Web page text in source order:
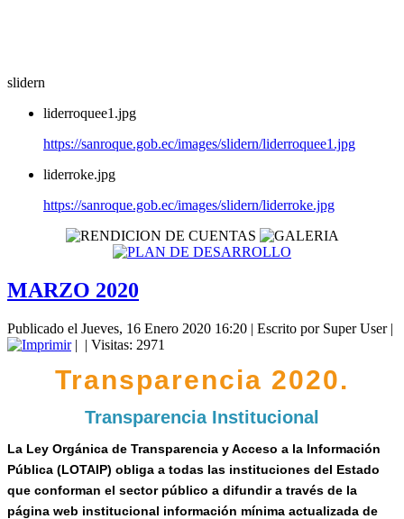
slidern
liderroquee1.jpg
https://sanroque.gob.ec/images/slidern/liderroquee1.jpg
liderroke.jpg
https://sanroque.gob.ec/images/slidern/liderroke.jpg
MARZO 2020
Publicado el Jueves, 16 Enero 2020 16:20 | Escrito por Super User|
| | Visitas: 2971
Transparencia 2020.
Transparencia Institucional
La Ley Orgánica de Transparencia y Acceso a la Información
Pública (LOTAIP) obliga a todas las instituciones del Estado
que conforman el sector público a difundir a través de la
página web institucional información mínima actualizada de